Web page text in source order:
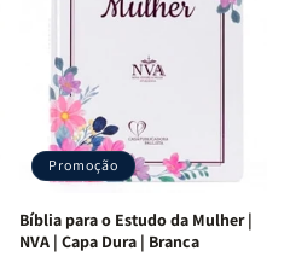
Promoção
Bíblia para o Estudo da Mulher |
NVA | Capa Dura | Branca